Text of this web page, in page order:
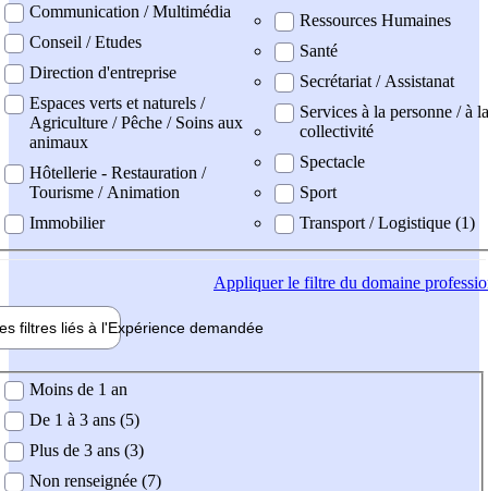
Communication / Multimédia
Conseil / Etudes
Direction d'entreprise
Espaces verts et naturels /
Agriculture / Pêche / Soins aux
animaux
Hôtellerie - Restauration /
Tourisme / Animation
Immobilier
Ressources Humaines
Santé
Secrétariat / Assistanat
Services à la personne / à la
collectivité
Spectacle
Sport
Transport / Logistique (1)
Appliquerle filtre du domaine
filtres liés à l'Expérience demandée
demandée
Moins de 1 an
De 1 à 3 ans (5)
Plus de 3 ans (3)
Non renseignée (7)